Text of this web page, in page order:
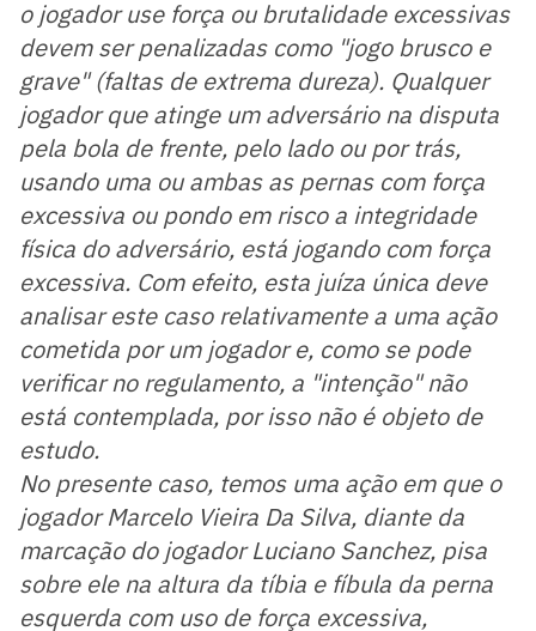
o jogador use força ou brutalidade excessivas
devem ser penalizadas como "jogo brusco e
grave" (faltas de extrema dureza). Qualquer
jogador que atinge um adversário na disputa
pela bola de frente, pelo lado ou por trás,
usando uma ou ambas as pernas com força
excessiva ou pondo em risco a integridade
física do adversário, está jogando com força
excessiva. Com efeito, esta juíza única deve
analisar este caso relativamente a uma ação
cometida por um jogador e, como se pode
verificar no regulamento, a "intenção" não
está contemplada, por isso não é objeto de
estudo.
No presente caso, temos uma ação em que o
jogador Marcelo Vieira Da Silva, diante da
marcação do jogador Luciano Sanchez, pisa
sobre ele na altura da tíbia e fíbula da perna
esquerda com uso de força excessiva,